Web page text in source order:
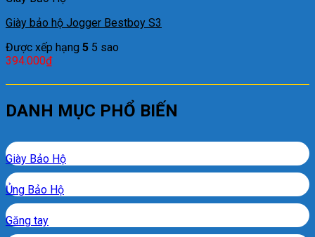
Giày bảo hộ Jogger Bestboy S3
Được xếp hạng 5 5 sao
394.000₫
DANH MỤC PHỔ BIẾN
Giày Bảo Hộ
Ủng Bảo Hộ
Găng tay